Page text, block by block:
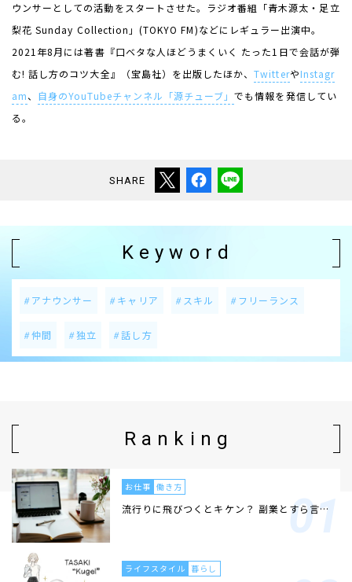
ウンサーとしての活動をスタートさせた。ラジオ番組「青木源太・足立
梨花Sunday Collection 」(TOKYO FM)などにレギュラー出演中。
2021 年8月には著書『口ベタな人ほどうまくいく たった1 日で会話が弾
む!話し方のコツ大全』（宝島社）を出版したほか、TwitterやInstagr
am、 自身のYouTubeチャンネル「源チューブ」でも情報を発信してい
る。
SHARE
Keyword
アナウンサー キャリア スキル フリーランス
仲間 独立 話し方
Ranking
お仕事 働き方
流行りに飛びつくとキケン？ 副業とすら言…
ライフスタイル 暮らし